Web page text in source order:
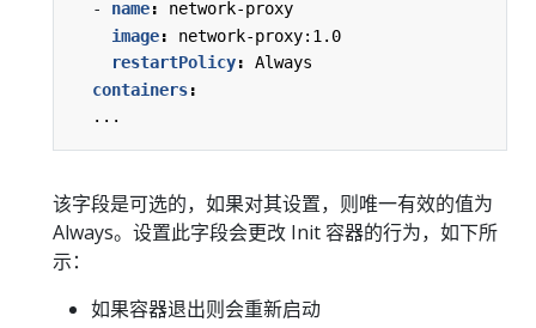
- name:
network-proxy
image:
network-proxy:1.0
restartPolicy:
Always
containers:
...
该字段是可选的，如果对其设置，则唯一有效的值为
Always。设置此字段会更改 Init 容器的行为，如下所
示：
如果容器退出则会重新启动